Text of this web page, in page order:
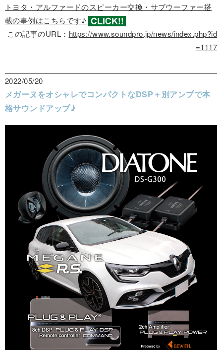
トヨタ・アルファードのスピーカー交換・サブウーファー搭
載の事例はこちらです♪
この記事のURL： https://www.soundpro.jp/news/index.php?id
=1117
2022/05/20
メガーヌをオシャレでコンパクトなDSP＋別アンプで本
格サウンドアップ♪